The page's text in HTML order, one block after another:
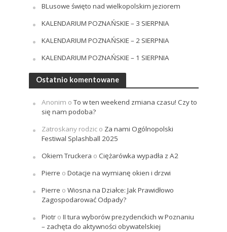
BLusowe święto nad wielkopolskim jeziorem
KALENDARIUM POZNAŃSKIE – 3 SIERPNIA
KALENDARIUM POZNAŃSKIE – 2 SIERPNIA
KALENDARIUM POZNAŃSKIE – 1 SIERPNIA
Ostatnio komentowane
Anonim oTo w ten weekend zmiana czasu! Czy to
się nam podoba?
Zatroskany rodzico Za nami Ogólnopolski
Festiwal Splashball 2025
Okiem Truckera o Ciężarówka wypadła z A2
Pierre o Dotacje na wymianę okien i drzwi
Pierre o Wiosna na Działce: Jak Prawidłowo
Zagospodarować Odpady?
Piotro II tura wyborów prezydenckich w Poznaniu
– zachęta do aktywności obywatelskiej